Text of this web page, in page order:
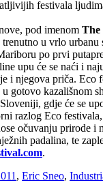
festivala
pod imenom The
u vrlo
po prvi
upu će se naći i
i njegova priča. Eco
gotovo
gdje će se
razlog Eco
očuvanju prirode i
padalina, te
.
, Eric Sneo,